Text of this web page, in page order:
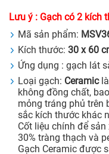
Lưu ý : Gạch có 2 kích
Mã sản phẩm:
Kích thước: 30 x 60
Ứng dụng : gạch lát
Loại gạch: Ceramiclà
không đồng chất,
mỏng tráng phủ trên
sắc kích thước khác
Cốt liệu chính để
30% tràng thạch và
Gạch Ceramic được